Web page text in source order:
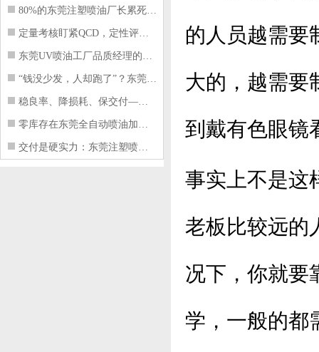
80%的东莞注塑喷油厂长累死累活，利
定量考核盯紧QCD，定性评价看好配合
东莞UV喷油工厂品质经理的四项核心管
“钱没少发，人却跑了”？东莞注塑喷油
稳良率、降损耗、保交付——东莞这家U
零库存在东莞全自动喷油加工厂不可行的
交付是硬实力：东莞注塑喷油厂如何用齐
的人员越需要
大的，越需要
到戴有色眼镜
事实上不是这
老板比较远的
况下，你就要
学，一般的都